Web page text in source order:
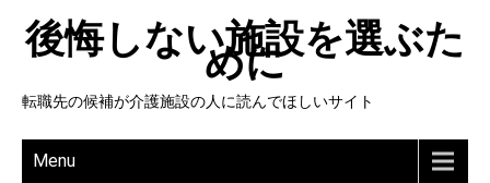
後悔しない施設を選ぶた
めに
転職先の候補が介護施設の人に読んでほしいサイト
Menu